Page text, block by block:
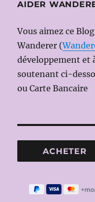
AIDER
Vous aimez ce
Wanderer (
développement et
soutenant ci-
ou Carte Bancaire